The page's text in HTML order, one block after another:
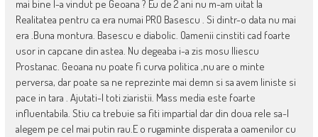
mai bine l-a vindut pe Geoana ? Eu de 2 ani nu m-am uitat la
Realitatea pentru ca era numai PRO Basescu . Si dintr-o data nu mai
era .Buna montura. Basescu e diabolic. Oamenii cinstiti cad foarte
usor in capcane din astea. Nu degeaba i-a zis mosu Iliescu
Prostanac. Geoana nu poate fi curva politica ,nu are o minte
perversa, dar poate sa ne reprezinte mai demn si sa avem liniste si
pace in tara . Ajutati-l toti ziaristii. Mass media este foarte
influentabila. Stiu ca trebuie sa fiti impartial dar din doua rele sa-l
alegem pe cel mai putin rau.E o rugaminte disperata a oamenilor cu